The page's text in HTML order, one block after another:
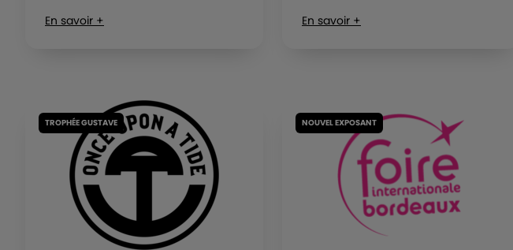
En savoir +
En savoir +
TROPHÉE GUSTAVE NOUVEL EXPOSANT